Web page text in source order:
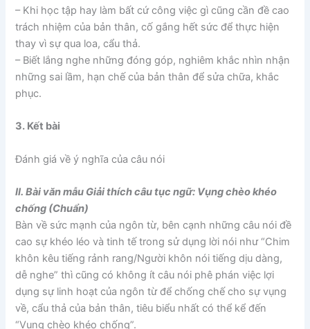
– Khi học tập hay làm bất cứ công việc gì cũng cần đề cao
trách nhiệm của bản thân, cố gắng hết sức để thực hiện
thay vì sự qua loa, cẩu thả.
– Biết lắng nghe những đóng góp, nghiêm khắc nhìn nhận
những sai lầm, hạn chế của bản thân để sửa chữa, khắc
phục.
3. Kết bài
Đánh giá về ý nghĩa của câu nói
II. Bài văn mẫu Giải thích câu tục ngữ: Vụng chèo khéo
chống (Chuẩn)
Bàn về sức mạnh của ngôn từ, bên cạnh những câu nói đề
cao sự khéo léo và tinh tế trong sử dụng lời nói như “Chim
khôn kêu tiếng rảnh rang/Người khôn nói tiếng dịu dàng,
dễ nghe” thì cũng có không ít câu nói phê phán việc lợi
dụng sự linh hoạt của ngôn từ để chống chế cho sự vụng
về, cẩu thả của bản thân, tiêu biểu nhất có thể kể đến
“Vụng chèo khéo chống”.